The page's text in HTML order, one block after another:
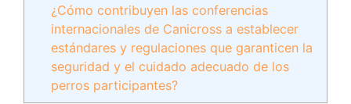
¿Cómo contribuyen las conferencias
internacionales de Canicross a establecer
estándares y regulaciones que garanticen la
seguridad y el cuidado adecuado de los
perros participantes?